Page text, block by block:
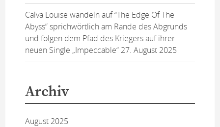
Calva Louise wandeln auf “The Edge Of The
Abyss” sprichwörtlich am Rande des Abgrunds
und folgen dem Pfad des Kriegers auf ihrer
neuen Single „Impeccable“ 27. August 2025
Archiv
August 2025